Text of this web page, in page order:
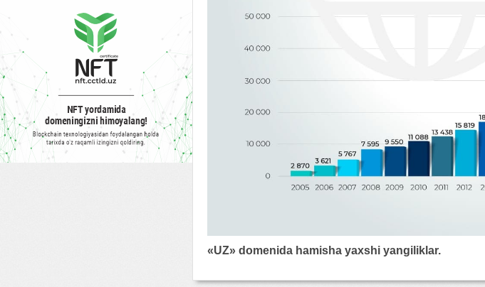
«UZ» domenida hamisha yaxshi yangiliklar.